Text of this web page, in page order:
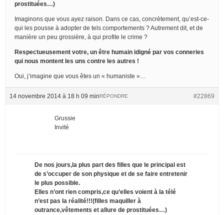
prostituées…)
Imaginons que vous ayez raison. Dans ce cas, concrètement, qu’est-ce-
qui les pousse à adopter de tels comportements ? Autrement dit, et de
manière un peu grossière, à qui profite le crime ?
Respectueusement votre, un être humain idigné par vos conneries
qui nous montent les uns contre les autres !
Oui, j’imagine que vous êtes un « humaniste »…
14 novembre 2014 à 18 h 09 min #22869
RÉPONDRE
Grussie
Invité
De nos jours,la plus part des filles que le principal est
de s’occuper de son physique et de se faire entretenir
le plus possible.
Elles n’ont rien compris,ce qu’elles voient à la télé
n’est pas la réalité!!!(filles maquiller à
outrance,vêtements et allure de prostituées…)